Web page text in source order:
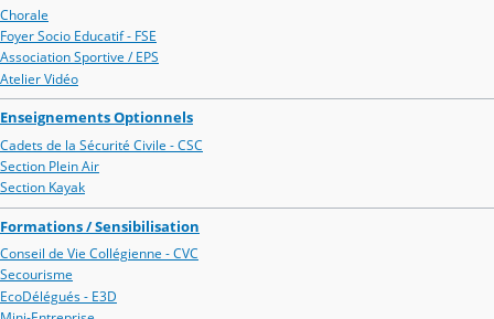
Chorale
Foyer Socio Educatif - FSE
Association Sportive / EPS
Atelier Vidéo
Enseignements Optionnels
Cadets de la Sécurité Civile - CSC
Section Plein Air
Section Kayak
Formations / Sensibilisation
Conseil de Vie Collégienne - CVC
Secourisme
EcoDélégués - E3D